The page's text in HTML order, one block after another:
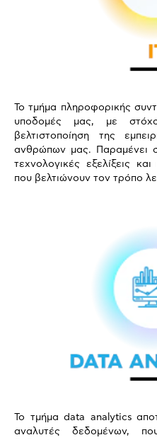
Το τμήμα πληροφορικής
υποδομές μας, με
βελτιστοποίηση της
ανθρώπων μας. Παραμένει
τεχνολογικές εξελίξεις
που βελτιώνουν τον τρόπο
Το τμήμα data analytics
αναλυτές δεδομένων,